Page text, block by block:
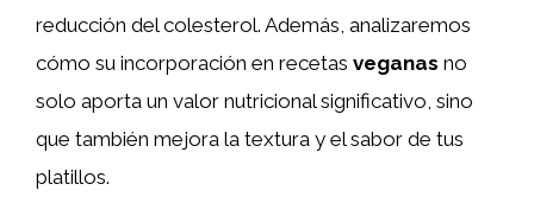
reducción del colesterol. Además, analizaremos
cómo su incorporación en recetas veganas no
solo aporta un valor nutricional significativo, sino
que también mejora la textura y el sabor de tus
platillos.